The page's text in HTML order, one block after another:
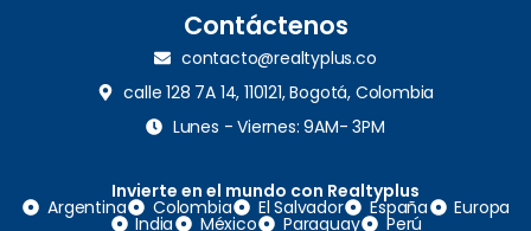
Contáctenos
contacto@realtyplus.co
calle 128 7A 14, 110121, Bogotá, Colombia
Lunes - Viernes: 9AM- 3PM
Invierte en el mundo con Realtyplus
Argentina Colombia El Salvador España Europa
India México Paraguay Perú